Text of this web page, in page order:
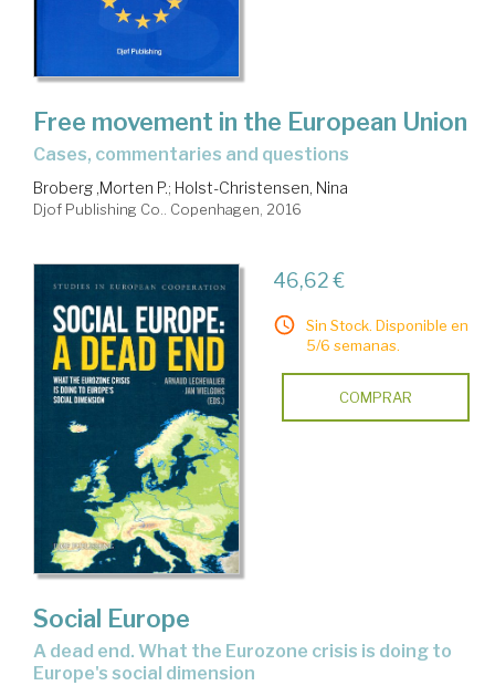
Free movement in the European Union
cases, commentaries and questions
Broberg ,Morten P.; Holst-Christensen, Nina
Djof Publishing Co.. Copenhagen, 2016
46,62 €
Sin Stock. Disponible en
5/6 semanas.
COMPRAR
Social Europe
a dead end. What the Eurozone crisis is doing to
Europe's social dimension